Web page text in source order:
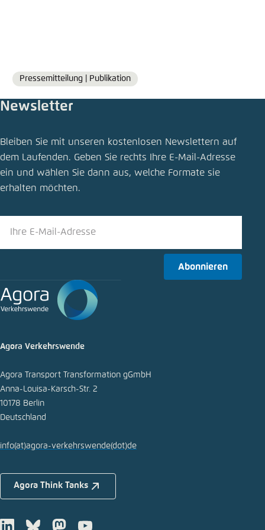
Format
Pressemitteilung | Publikation
Newsletter
Bleiben Sie mit unseren kostenlosen Newslettern auf
dem Laufenden. Geben Sie rechts Ihre E-Mail-Adresse
ein und wählen Sie dann aus, welche Formate sie
erhalten möchten.
Abonnieren
Agora Verkehrswende
Agora Transport Transformation gGmbH
Anna-Louisa-Karsch-Str. 2
10178 Berlin
Deutschland
info(at)agora-verkehrswende(dot)de
Agora Think Tanks